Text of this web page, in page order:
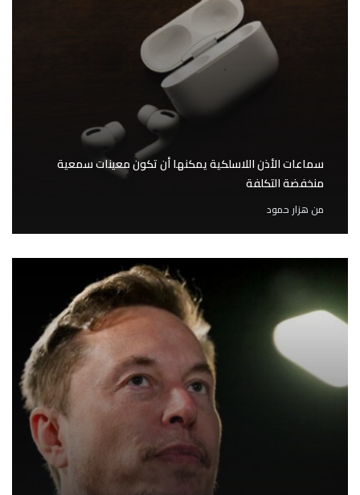
سماعات الأذن اللاسلكية يمكنها أن تكون معينات سمعية
منخفضة التكلفة
من هزار حمود